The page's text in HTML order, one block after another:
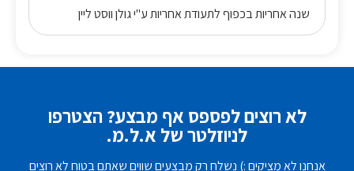
שנה אחריות בכפוף לתעודת אחריות ע"י גולן ווסט ליין
לא רוצים לפספס אף מבצע? הצטרפו
לניוזלטר של א.ל.מ.
אנחנו לא מציקים :) נשלח רק מבצעים שווים שאתם בטוח לא רוצים